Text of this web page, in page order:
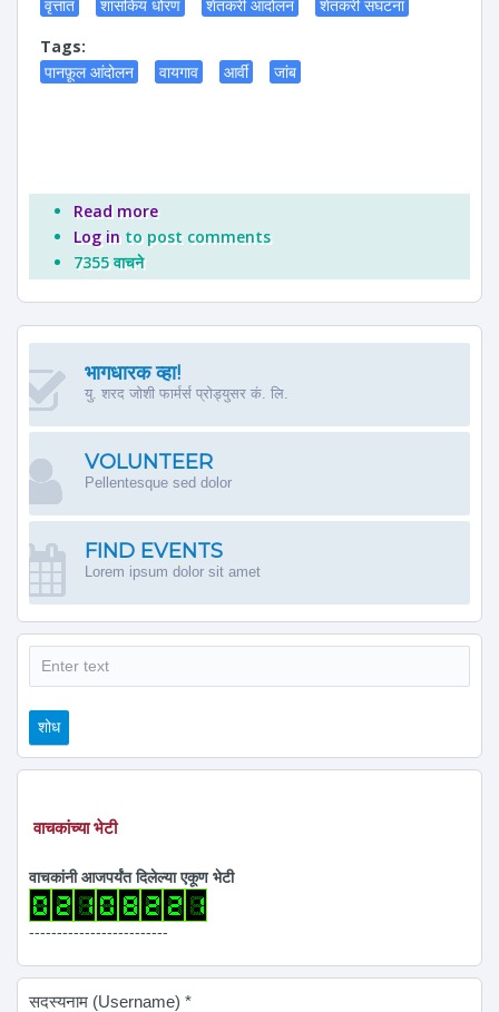
वृत्तांत शासकिय धोरण शेतकरी आंदोलन
शेतकरी संघटना
Tags:
पानफ़ूल आंदोलन
वायगाव आर्वी जांब
Read moreabout शेतकर्‍यांची कैफ़ियत : पानफ़ूल आंदोलन
Log in to post comments
7355 वाचने
भागधारक व्हा!
यु. शरद जोशी फार्मर्स प्रोड्युसर कं. लि.
VOLUNTEER
Pellentesque sed dolor
FIND EVENTS
Lorem ipsum dolor sit amet
शोध
शोध
वाचकांच्या भेटी
वाचकांनी आजपर्यंत दिलेल्या एकूण भेटी
-------------------------
सदस्यनाम (Username) *